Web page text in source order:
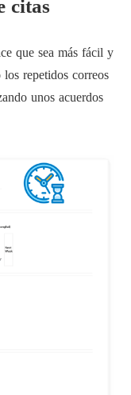
citas
que sea más fácil y
repetidos correos
unos acuerdos